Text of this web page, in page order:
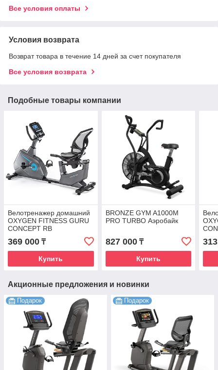
Все условия оплаты
Условия возврата
Возврат товара в течение 14 дней за счет покупателя
Все условия возврата
Подобные товары компании
Велотренажер домашний
OXYGEN FITNESS GURU
CONCEPT RB
369 000 ₸
Купить
BRONZE GYM A1000M
PRO TURBO Аэробайк
827 000₸
Купить
Акционные предложения и новинки
Подарок Подарок